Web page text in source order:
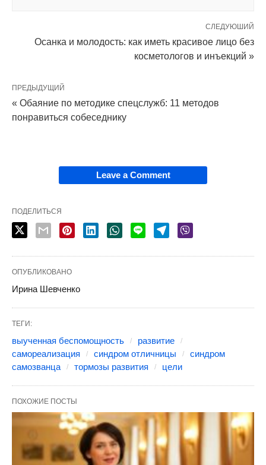
СЛЕДУЮШИЙ
Осанка и молодость: как иметь красивое лицо без
косметологов и инъекций »
ПРЕДЫДУЩИЙ
« Обаяние по методике спецслужб: 11 методов
понравиться собеседнику
Leave a Comment
ПОДЕЛИТЬСЯ
ОПУБЛИКОВАНО
Ирина Шевченко
ТЕГИ:
выученная беспомощность
развитие
самореализация
синдром отличницы
синдром
самозванца
тормозы развития цели
ПОХОЖИЕ ПОСТЫ